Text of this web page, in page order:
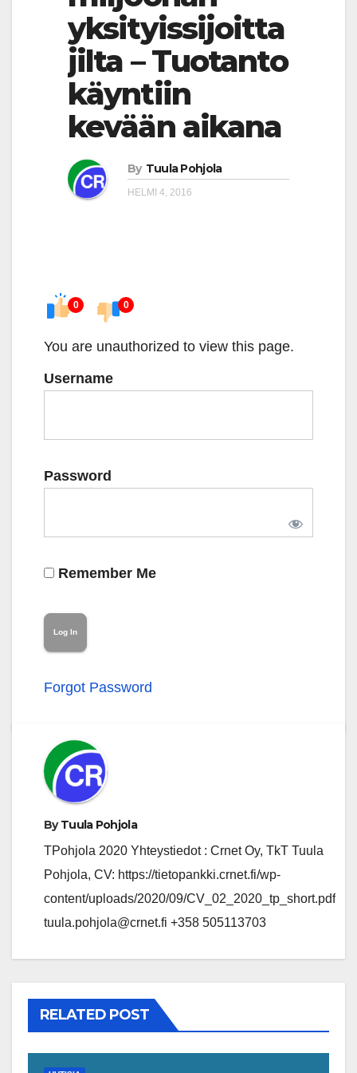
yksityissijoitta
jilta – Tuotanto
käyntiin
kevään aikana
By Tuula Pohjola
HELMI 4, 2016
0 0
You are unauthorized to view this page.
Username
Password
Remember Me
Forgot Password
ByTuula Pohjola
TPohjola 2020 Yhteystiedot : Crnet Oy, TkT Tuula
Pohjola, CV: https://tietopankki.crnet.fi/wp-
content/uploads/2020/09/CV_02_2020_tp_short.pdf
tuula.pohjola@crnet.fi +358 505113703
RELATED POST